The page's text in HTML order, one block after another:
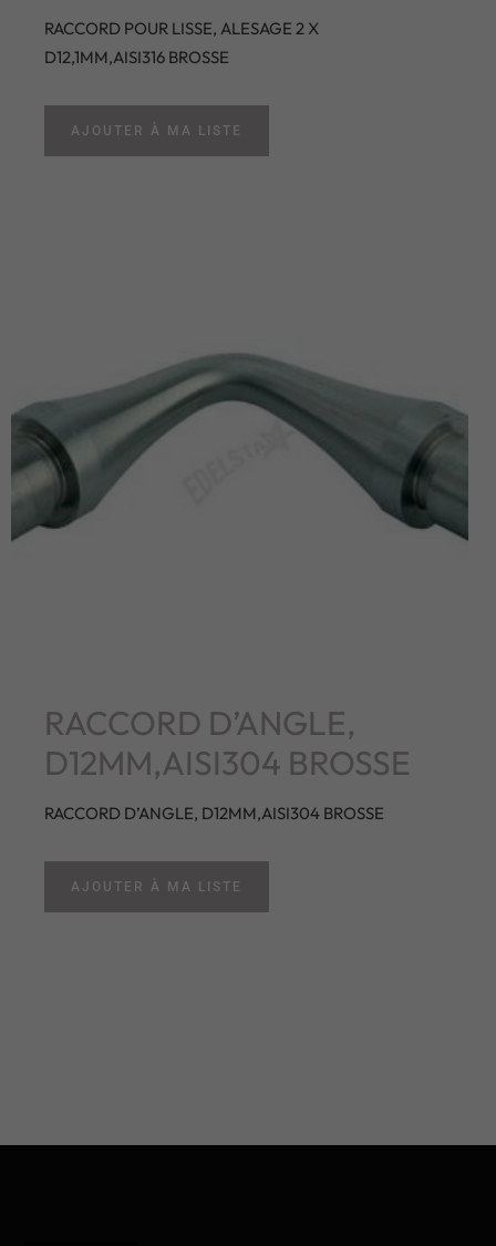
RACCORD POUR LISSE, ALESAGE 2 X
D12,1MM,AISI316 BROSSE
AJOUTER À MA LISTE
RACCORD D’ANGLE,
D12MM,AISI304 BROSSE
RACCORD D’ANGLE, D12MM,AISI304 BROSSE
AJOUTER À MA LISTE